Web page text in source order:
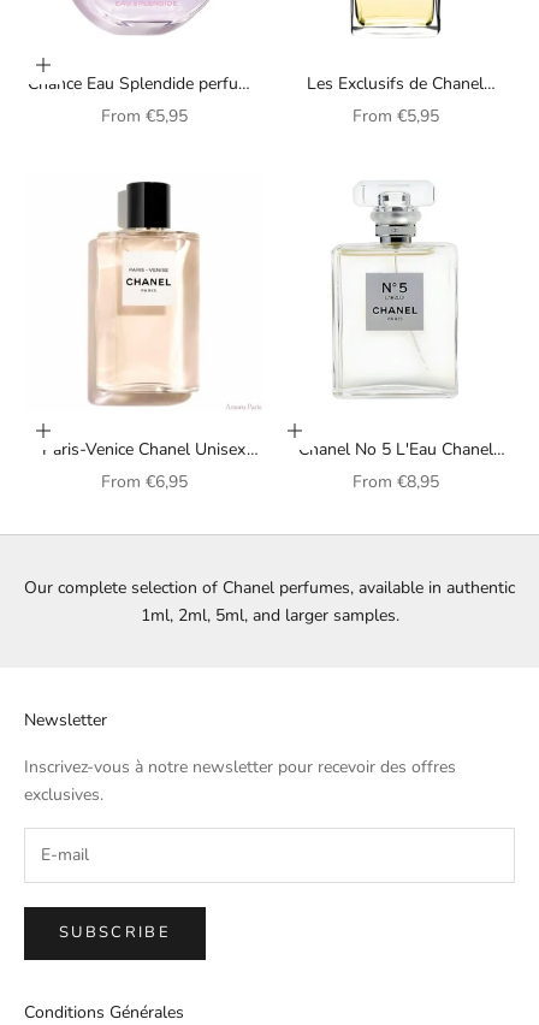
Choose options
Chance Eau Splendide perfume
by Chanel for women
Sale price
From €5,95
Les Exclusifs de Chanel
Coromandel perfume for
Sale price
From €5,95
Choose options
Paris-Venice Chanel Unisex
Perfume
Sale price
From €6,95
Choose options
Chanel No 5 L'Eau Chanel
Perfume for Women
Sale price
From €8,95
Our complete selection of Chanel perfumes, available in authentic
1ml, 2ml, 5ml, and larger samples.
Newsletter
Inscrivez-vous à notre newsletter pour recevoir des offres
exclusives.
SUBSCRIBE
Conditions Générales